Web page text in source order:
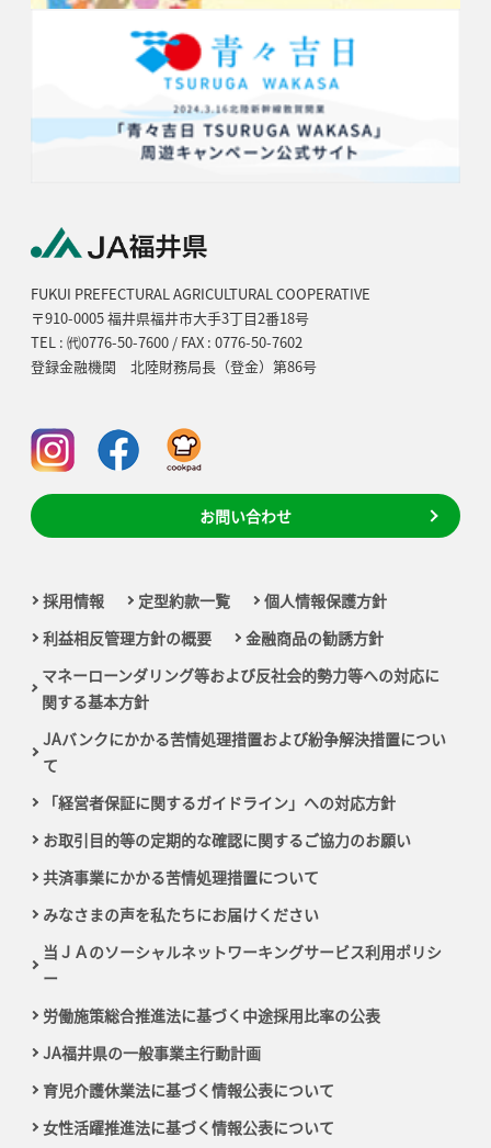
FUKUI PREFECTURAL AGRICULTURAL COOPERATIVE
〒910-0005 福井県福井市大手3丁目2番18号
TEL : ㈹0776-50-7600 / FAX : 0776-50-7602
登録金融機関 北陸財務局長（登金）第86号
お問い合わせ
採用情報 定型約款一覧
個人情報保護方針
利益相反管理方針の概要
金融商品の勧誘方針
マネーローンダリング等および反社会的勢力等への対応に
関する基本方針
JAバンクにかかる苦情処理措置および紛争解決措置につい
て
「経営者保証に関するガイドライン」への対応方針
お取引目的等の定期的な確認に関するご協力のお願い
共済事業にかかる苦情処理措置について
みなさまの声を私たちにお届けください
当ＪＡのソーシャルネットワーキングサービス利用ポリシ
ー
労働施策総合推進法に基づく中途採用比率の公表
JA福井県の一般事業主行動計画
育児介護休業法に基づく情報公表について
女性活躍推進法に基づく情報公表について